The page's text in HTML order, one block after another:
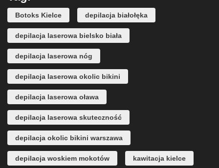
Botoks Kielce depilacja białołęka
depilacja laserowa bielsko biała
depilacja laserowa nóg
depilacja laserowa okolic bikini
depilacja laserowa oława
depilacja laserowa skuteczność
depilacja okolic bikini warszawa
depilacja woskiem mokotów kawitacja kielce